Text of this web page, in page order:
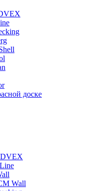
доске
Wall